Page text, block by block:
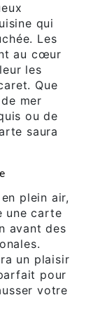
qui
Les
au cœur
les
Que
mer
ou de
saura
plein air,
une carte
avant des
un plaisir
pour
votre